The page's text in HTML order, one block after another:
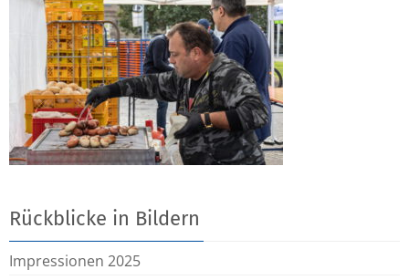
Rückblicke in Bildern
Impressionen 2025